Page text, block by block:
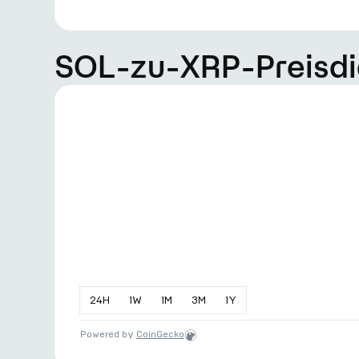
SOL-zu-XRP-
24H 1W 1M 3M 1Y
Powered by CoinGecko